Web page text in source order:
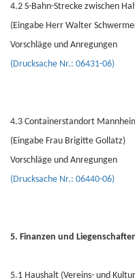
4.2 S-Bahn-Strecke zwischen
(Eingabe Herr Walter
Vorschläge und Anregungen
(Drucksache Nr.: 06431-06)
4.3 Containerstandort
(Eingabe Frau Brigitte Gollatz)
Vorschläge und Anregungen
(Drucksache Nr.: 06440-06)
5. Finanzen und
5.1 Haushalt (Vereins- und